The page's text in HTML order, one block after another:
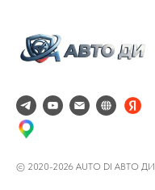
© 2020-2026 AUTO DI АВТО ДИ